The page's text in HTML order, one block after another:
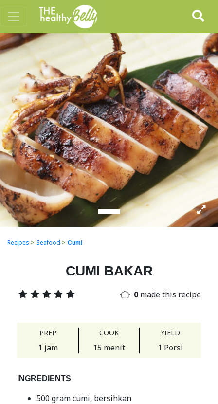
Previous Next
Recipes > Seafood > Cumi
CUMI BAKAR
0 made this recipe
PREP
1 jam
COOK
15 menit
YIELD
1 Porsi
INGREDIENTS
500 gram cumi, bersihkan